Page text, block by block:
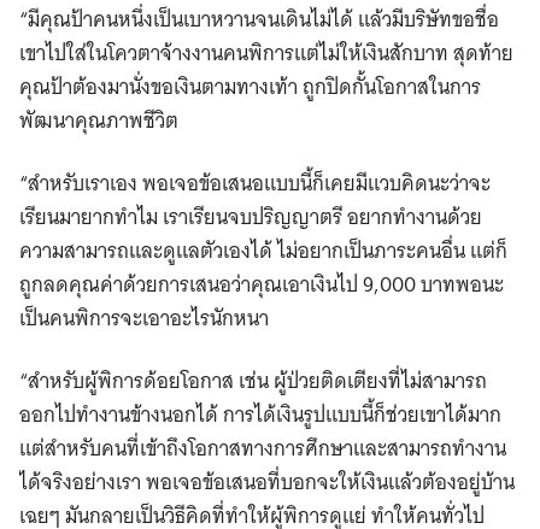
“มีคุณป้าคนหนึ่งเป็นเบาหวานจนเดินไม่ได้ แล้วมีบริษัทขอชื่อ
เขาไปใส่ในโควตาจ้างงานคนพิการแต่ไม่ให้เงินสักบาท สุดท้าย
คุณป้าต้องมานั่งขอเงินตามทางเท้า ถูกปิดกั้นโอกาสในการ
พัฒนาคุณภาพชีวิต
“สำหรับเราเอง พอเจอข้อเสนอแบบนี้ก็เคยมีแวบคิดนะว่าจะ
เรียนมายากทําไม เราเรียนจบปริญญาตรี อยากทำงานด้วย
ความสามารถและดูแลตัวเองได้ ไม่อยากเป็นภาระคนอื่น แต่ก็
ถูกลดคุณค่าด้วยการเสนอว่าคุณเอาเงินไป 9,000 บาทพอนะ
เป็นคนพิการจะเอาอะไรนักหนา
“สำหรับผู้พิการด้อยโอกาส เช่น ผู้ป่วยติดเตียงที่ไม่สามารถ
ออกไปทำงานข้างนอกได้ การได้เงินรูปแบบนี้ก็ช่วยเขาได้มาก
แต่สำหรับคนที่เข้าถึงโอกาสทางการศึกษาและสามารถทำงาน
ได้จริงอย่างเรา พอเจอข้อเสนอที่บอกจะให้เงินแล้วต้องอยู่บ้าน
เฉยๆ มันกลายเป็นวิธีคิดที่ทำให้ผู้พิการดูแย่ ทำให้คนทั่วไป